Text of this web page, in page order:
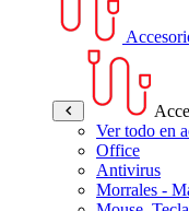
Ver todo en
Office
Antivirus
Morrales -